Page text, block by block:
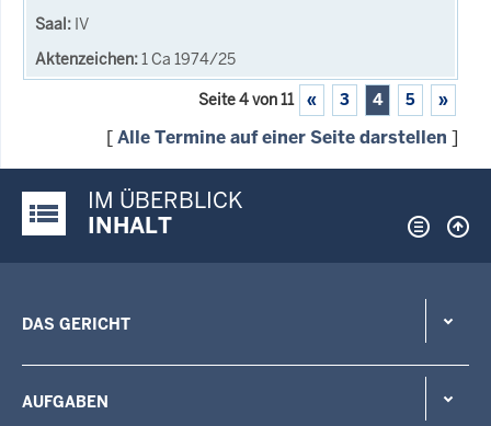
IV
1 Ca 1974/25
Seite 4 von 11 « 3 4 5 »
[Alle Termine auf einer Seite darstellen ]
Justiz-Portal im Überblick:
IM ÜBERBLICK
INHALT
DAS GERICHT
AUFGABEN